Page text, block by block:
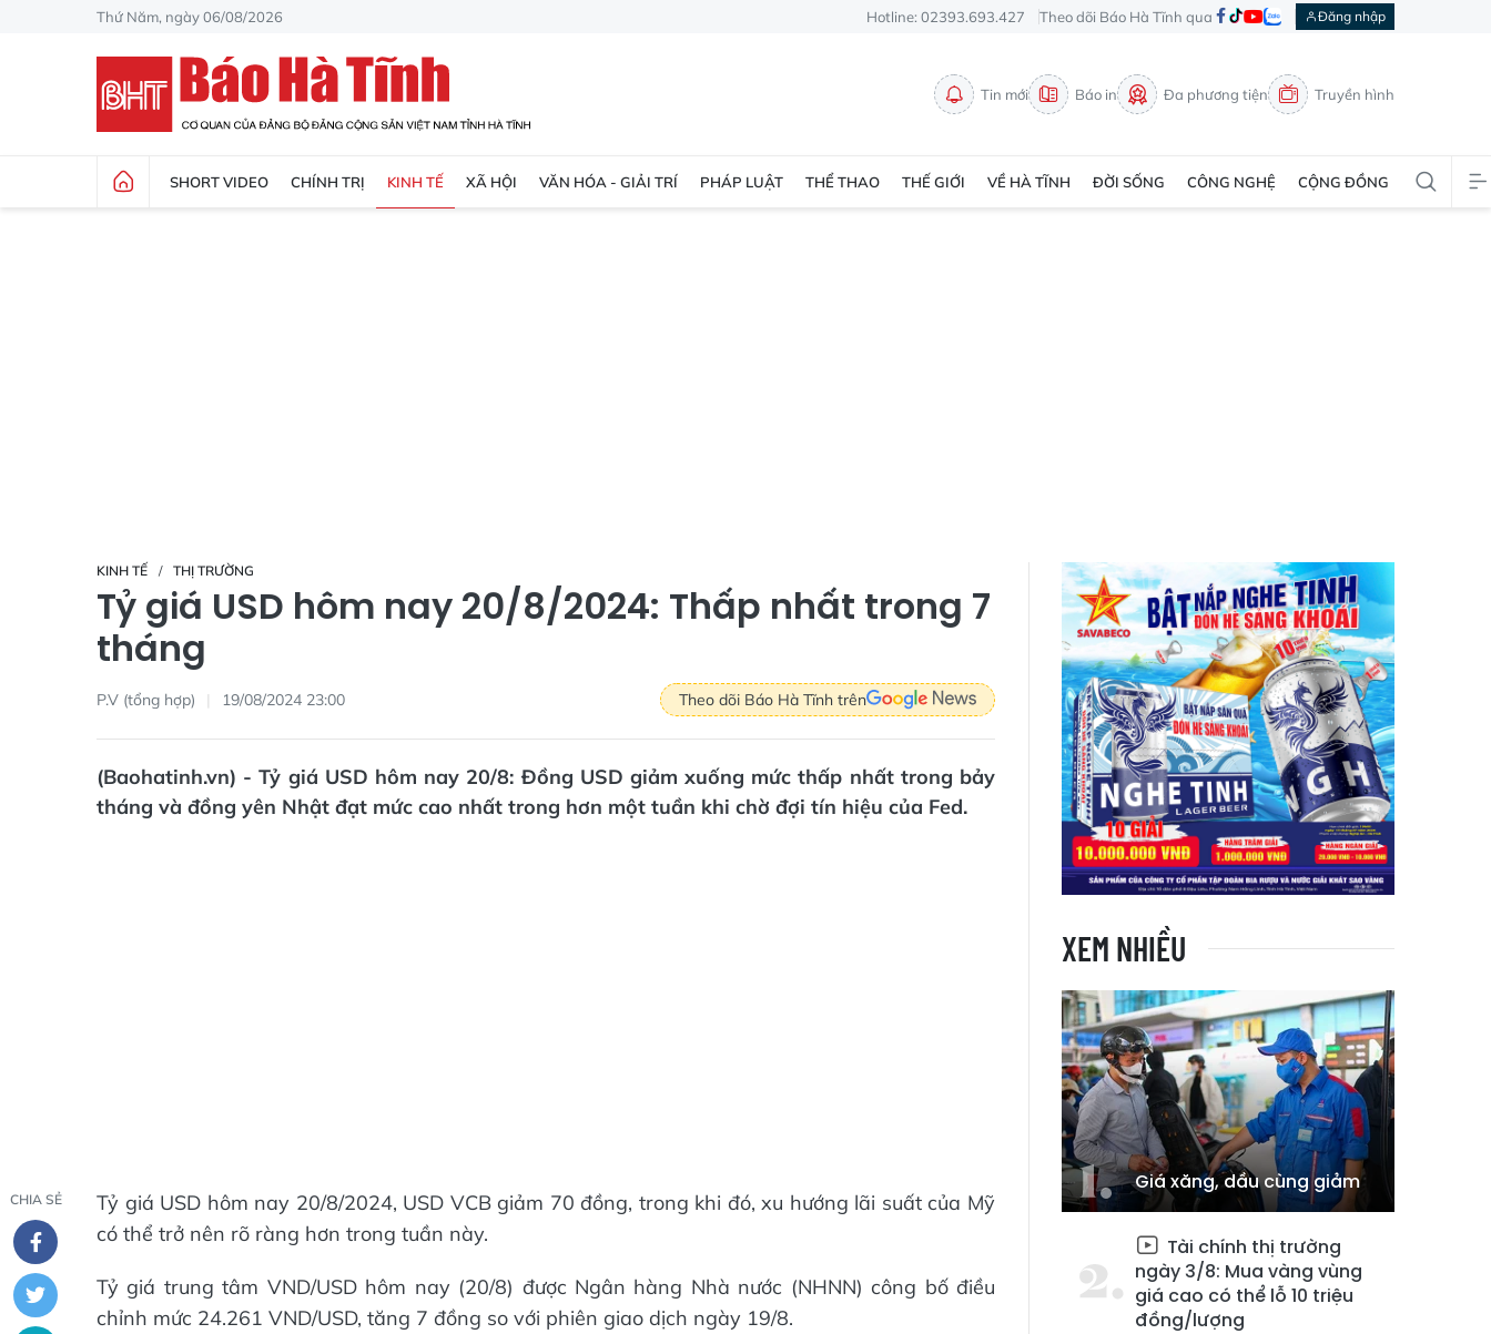
Thứ Năm, ngày 06/08/2026 Hotline: 02393.693.427 Theo dõi Báo Hà Tĩnh qua Đăng nhập
Tin mới Báo in Đa phương tiện Truyền hình
SHORT VIDEO CHÍNH TRỊ KINH TẾ XÃ HỘI VĂN HÓA - GIẢI TRÍ PHÁP LUẬT THỂ THAO THẾ GIỚI VỀ HÀ TĨNH ĐỜI SỐNG CÔNG NGHỆ CỘNG ĐỒNG
KINH TẾ THỊ TRƯỜNG
Tỷ giá USD hôm nay 20/8/2024: Thấp nhất trong 7
tháng
P.V (tổng hợp) 19/08/2024 23:00 Theo dõi Báo Hà Tĩnh trên
(Baohatinh.vn) - Tỷ giá USD hôm nay 20/8: Đồng USD giảm xuống mức thấp nhất trong bảy
tháng và đồng yên Nhật đạt mức cao nhất trong hơn một tuần khi chờ đợi tín hiệu của Fed.
CHIA SẺ
Tỷ giá USD hôm nay 20/8/2024, USD VCB giảm 70 đồng, trong khi đó, xu hướng lãi suất của Mỹ
có thể trở nên rõ ràng hơn trong tuần này.
Tỷ giá trung tâm VND/USD hôm nay (20/8) được Ngân hàng Nhà nước (NHNN) công bố điều
chỉnh mức 24.261 VND/USD, tăng 7 đồng so với phiên giao dịch ngày 19/8.
XEM NHIỀU
Giá xăng, dầu cùng giảm
Tài chính thị trường
ngày 3/8: Mua vàng vùng
giá cao có thể lỗ 10 triệu
đồng/lượng